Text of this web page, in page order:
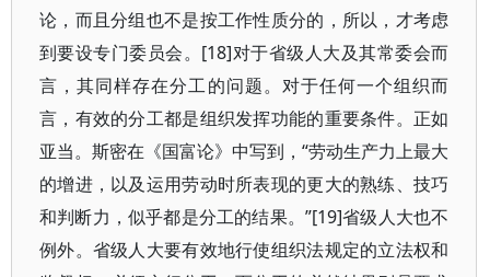
论，而且分组也不是按工作性质分的，所以，才考虑
到要设专门委员会。[18]对于省级人大及其常委会而
言，其同样存在分工的问题。对于任何一个组织而
言，有效的分工都是组织发挥功能的重要条件。正如
亚当。斯密在《国富论》中写到，“劳动生产力上最大
的增进，以及运用劳动时所表现的更大的熟练、技巧
和判断力，似乎都是分工的结果。”[19]省级人大也不
例外。省级人大要有效地行使组织法规定的立法权和